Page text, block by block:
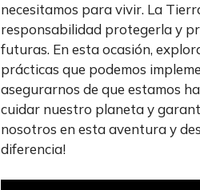
necesitamos para vivir. La
responsabilidad protegerla y
futuras. En esta ocasión,
prácticas que podemos
asegurarnos de que estamos
cuidar nuestro planeta y
nosotros en esta aventura y
diferencia!